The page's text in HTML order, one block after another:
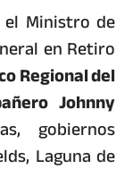
Ministro de
en Retiro
Regional del
Johnny
gobiernos
Laguna de